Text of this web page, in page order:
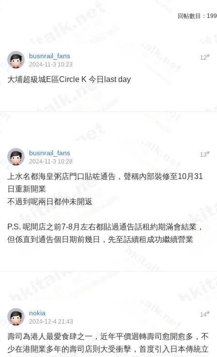
回帖數目： 199
12#
busnrail_fans
2024-11-3 10:23
大埔超級城E區Circle K 今日last day
13#
busnrail_fans
2024-11-3 10:28
上水名都海皇粥店門口貼咗通告，聲稱內部裝修至10月31
日重新開業
不過到呢兩日都仲未開返
P.S. 呢間店之前7-8月左右都貼過通告話租約期滿會結業，
但係直到通告個日期前幾日，先至話續租成功繼續營業
14#
nokia
2024-12-4 21:43
壽司為港人最愛食肆之一，近年平價迴轉壽司愈開愈多，不
少在港開業多年的壽司店則大受衝擊，首度引入日本傳統立